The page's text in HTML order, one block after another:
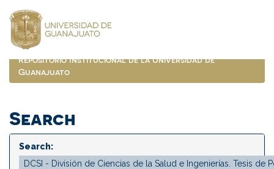
navigation
Repositorio Institucional de la Universidad de
Guanajuato
Search
Search: